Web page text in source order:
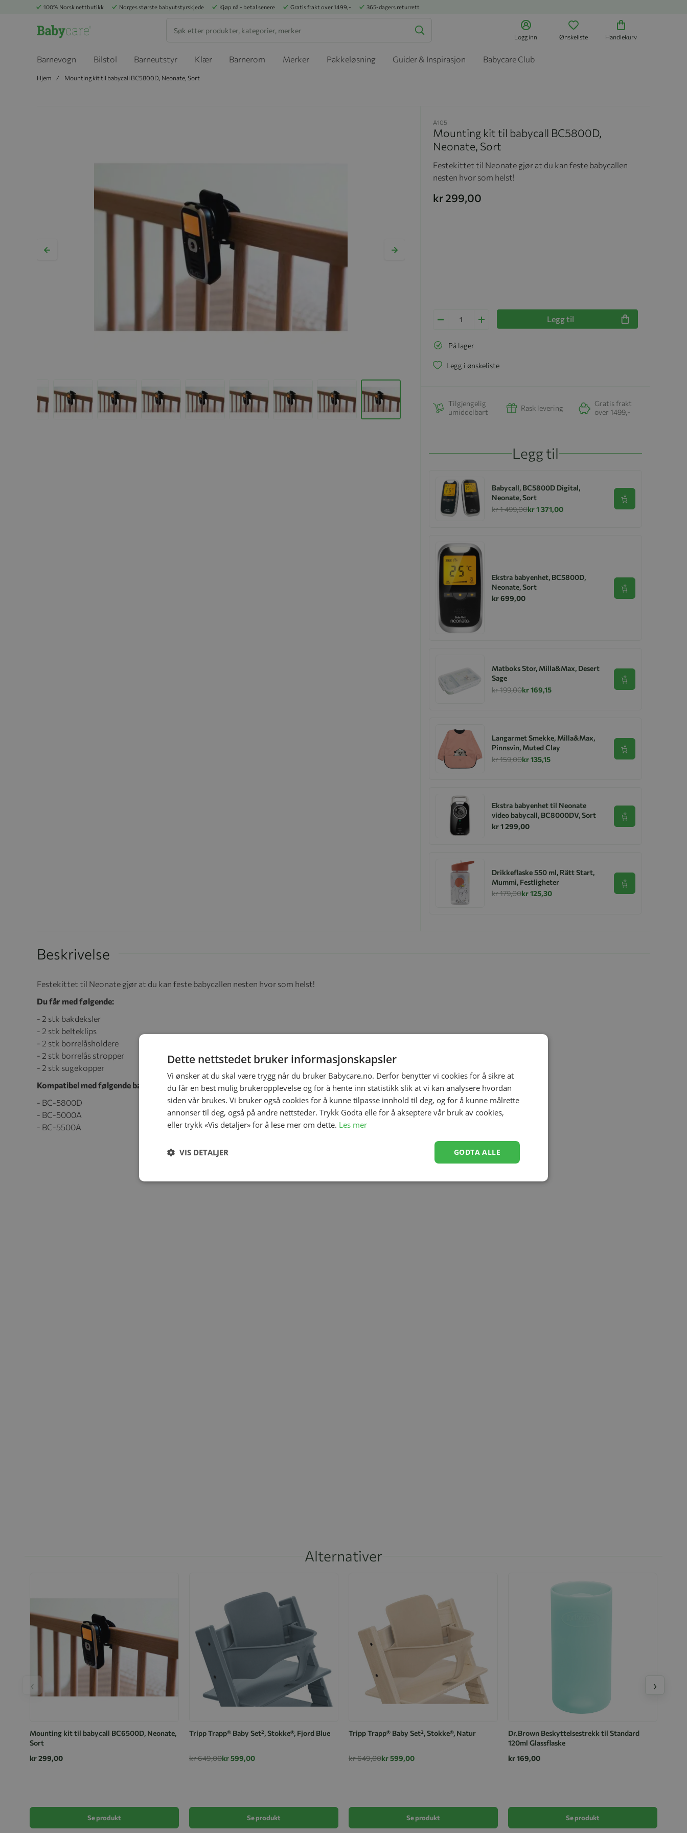
100% Norsk nettbutikk Norges største babyutstyrskjede Kjøp nå - betal senere Gratis frakt over 1499,- 365-dagers returrett
Logg inn Ønskeliste Handlekurv
Barnevogn Bilstol Barneutstyr Klær Barnerom Merker Pakkeløsning Guider & Inspirasjon Babycare Club
Hjem Mounting kit til babycall BC5800D, Neonate, Sort
A105
Mounting kit til babycall BC5800D,
Neonate, Sort
Festekittet til Neonate gjør at du kan feste babycallen
nesten hvor som helst!
kr 299,00
Legg til
På lager
Legg i ønskeliste
Tilgjengelig
umiddelbart
Rask levering
Gratis frakt
over 1499,-
Legg til
Babycall, BC5800D Digital,
Neonate, Sort
kr 1 499,00kr 1 371,00
Se produkt
Ekstra babyenhet, BC5800D,
Neonate, Sort
kr 699,00
Se produkt
Matboks Stor, Milla&Max, Desert
Sage
kr 199,00kr 169,15
Se produkt
Langarmet Smekke, Milla&Max,
Pinnsvin, Muted Clay
kr 159,00kr 135,15
Se produkt
Ekstra babyenhet til Neonate
video babycall, BC8000DV, Sort
kr 1 299,00
Se produkt
Drikkeflaske 550 ml, Rätt Start,
Mummi, Festligheter
kr 179,00kr 125,30
Se produkt
Beskrivelse
Festekittet til Neonate gjør at du kan feste babycallen nesten hvor som helst!
Du får med følgende:
- 2 stk bakdeksler
- 2 stk belteklips
- 2 stk borrelåsholdere
- 2 stk borrelås stropper
- 2 stk sugekopper
Kompatibel med følgende babycaller fra Neonate:
- BC-5800D
- BC-5000A
- BC-5500A
Alternativer
Mounting kit til babycall BC6500D, Neonate,
Sort
kr 299,00
Se produkt
Tripp Trapp® Baby Set², Stokke®, Fjord Blue
kr 649,00kr 599,00
Se produkt
Tripp Trapp® Baby Set², Stokke®, Natur
kr 649,00kr 599,00
Se produkt
Dr.Brown Beskyttelsestrekk til Standard
120ml Glassflaske
kr 169,00
Se produkt
‹ ›
Dette nettstedet bruker informasjonskapsler
Vi ønsker at du skal være trygg når du bruker Babycare.no. Derfor benytter vi cookies for å sikre at
du får en best mulig brukeropplevelse og for å hente inn statistikk slik at vi kan analysere hvordan
siden vår brukes. Vi bruker også cookies for å kunne tilpasse innhold til deg, og for å kunne målrette
annonser til deg, også på andre nettsteder. Trykk Godta elle for å akseptere vår bruk av cookies,
eller trykk «Vis detaljer» for å lese mer om dette. Les mer
GODTA ALLE
VIS DETALJER